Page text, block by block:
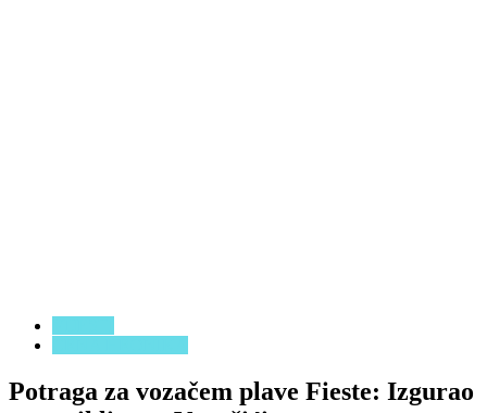
Potraga za vozačem plave Fieste: Izgurao